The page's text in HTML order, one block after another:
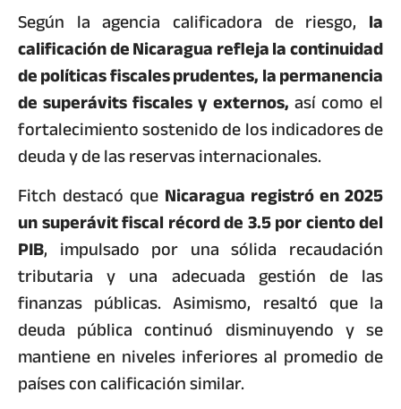
Según la agencia calificadora de riesgo, la
calificación de Nicaragua refleja la continuidad
de políticas fiscales prudentes, la permanencia
de superávits fiscales y externos,así como el
fortalecimiento sostenido de los indicadores de
deuda y de las reservas internacionales.
Fitch destacó que Nicaragua registró en 2025
un superávit fiscal récord de 3.5 por ciento del
PIB, impulsado por una sólida recaudación
tributaria y una adecuada gestión de las
finanzas públicas. Asimismo, resaltó que la
deuda pública continuó disminuyendo y se
mantiene en niveles inferiores al promedio de
países con calificación similar.